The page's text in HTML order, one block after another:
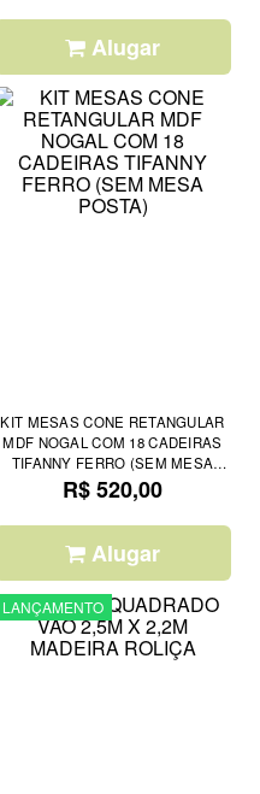
Alugar
KIT MESAS CONE RETANGULAR
MDF NOGAL COM 18 CADEIRAS
TIFANNY FERRO (SEM MESA
POSTA)
R$ 520,00
Alugar
LANÇAMENTO